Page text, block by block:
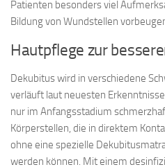
Patienten besonders viel
Bildung von Wundstellen
Hautpflege zur
Dekubitus wird in verschiedene
verläuft laut neuesten
nur im Anfangsstadium
Körperstellen, die in direktem
ohne eine spezielle
werden können. Mit einem